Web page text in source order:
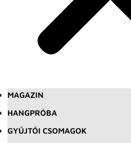
MAGAZIN
HANGPRÓBA
GYŰJTŐI CSOMAGOK